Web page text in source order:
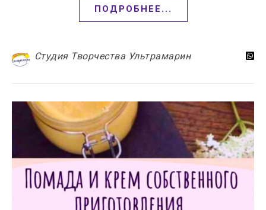
ПОДРОБНЕЕ...
Студия Творчества Ультрамарин